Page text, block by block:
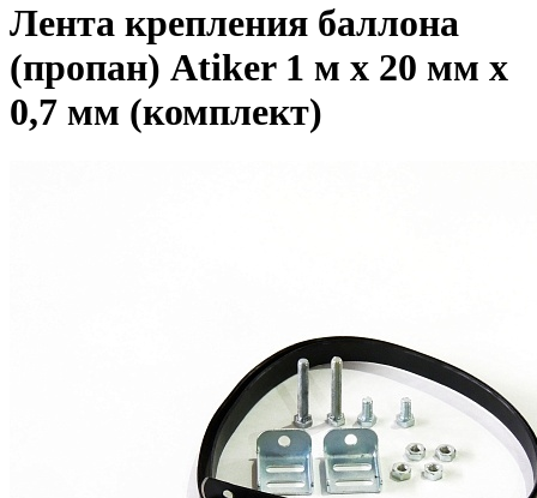
Лента крепления баллона
(пропан) Atiker 1 м x 20 мм x
0,7 мм (комплект)